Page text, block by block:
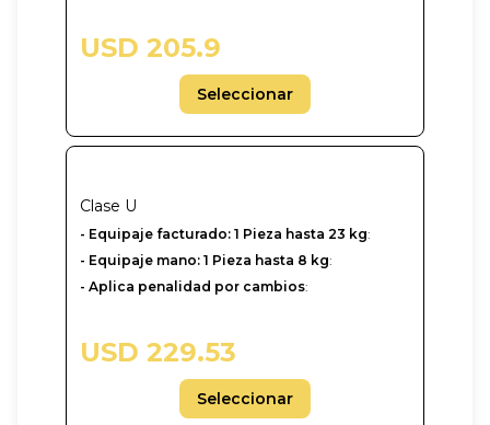
USD 205.9
Seleccionar
Clase U
-‎ Equipaje facturado: 1 Pieza hasta 23 kg:
- Equipaje mano: 1 Pieza hasta 8 kg:
- Aplica penalidad por cambios:
USD 229.53
Seleccionar